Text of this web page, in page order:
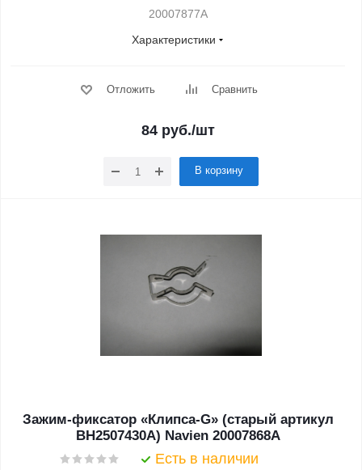
20007877A
Характеристики
Отложить Сравнить
84 руб./шт
В корзину
Зажим-фиксатор «Клипса-G» (старый артикул
BH2507430A) Navien 20007868A
Есть в наличии